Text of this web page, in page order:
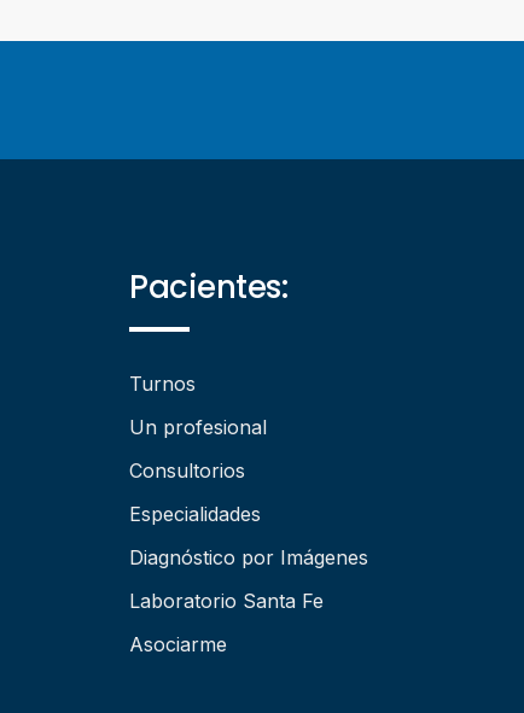
Pacientes:
Turnos
Un profesional
Consultorios
Especialidades
Diagnóstico por Imágenes
Laboratorio Santa Fe
Asociarme